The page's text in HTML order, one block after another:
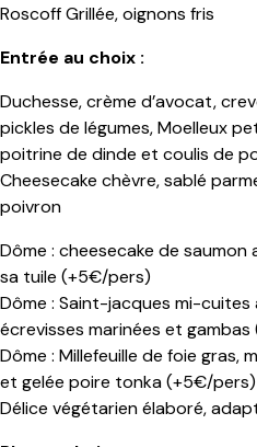
Roscoff Grillée, oignons fris
Entrée au choix :
Duchesse, crème d’avocat,
pickles de légumes, Moelleux
poitrine de dinde et coulis de
Cheesecake chèvre, sablé
poivron
Dôme : cheesecake de saumon
sa tuile (+5€/pers)
Dôme : Saint-jacques mi-cuites
écrevisses marinées et
Dôme : Millefeuille de foie gras,
et gelée poire tonka (+5€/pers)
Délice végétarien élaboré,